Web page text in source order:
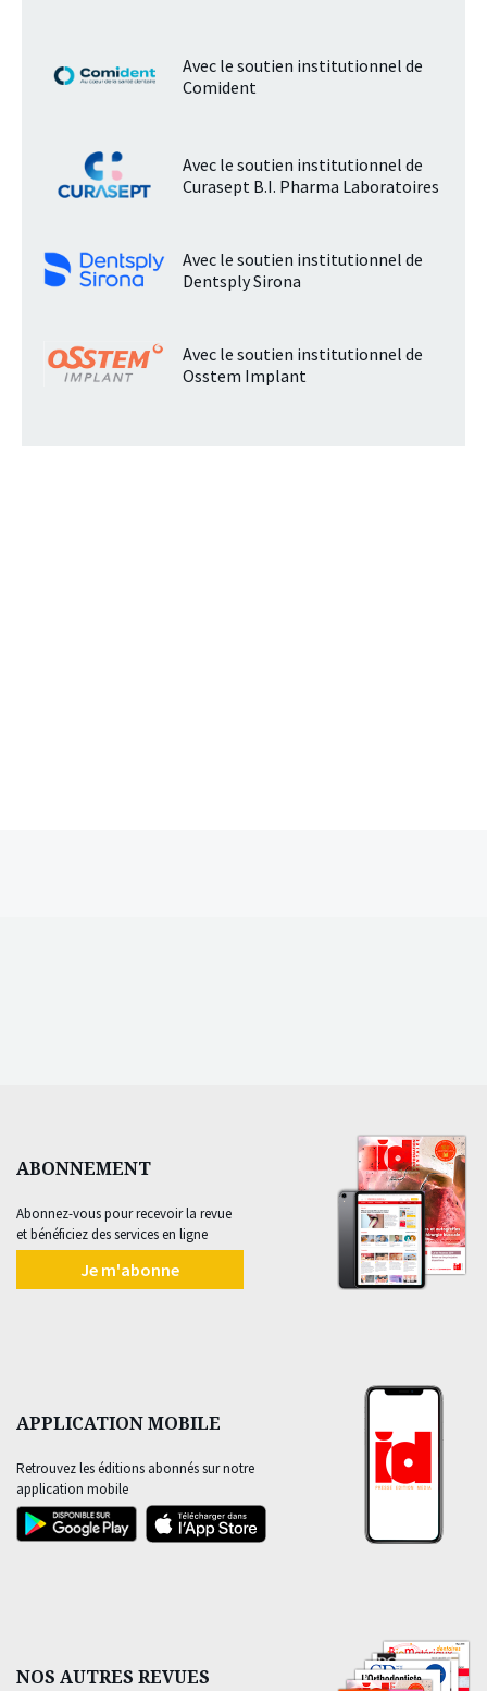
Avec le soutien institutionnel de
Comident
Avec le soutien institutionnel de
Curasept B.I. Pharma Laboratoires
Avec le soutien institutionnel de
Dentsply Sirona
Avec le soutien institutionnel de
Osstem Implant
ABONNEMENT
Abonnez-vous pour recevoir la revue
et bénéficiez des services en ligne
Je m'abonne
APPLICATION MOBILE
Retrouvez les éditions abonnés sur notre
application mobile
NOS AUTRES REVUES